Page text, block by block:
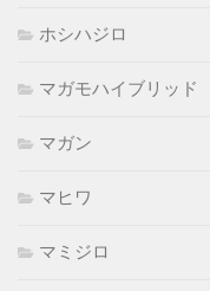
ホシハジロ
マガモハイブリッド
マガン
マヒワ
マミジロ